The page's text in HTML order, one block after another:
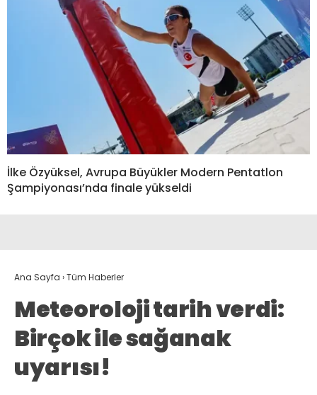
İlke Özyüksel, Avrupa Büyükler Modern Pentatlon
Şampiyonası’nda finale yükseldi
Ana Sayfa ›Tüm Haberler
Meteoroloji tarih verdi:
Birçok ile sağanak
uyarısı!